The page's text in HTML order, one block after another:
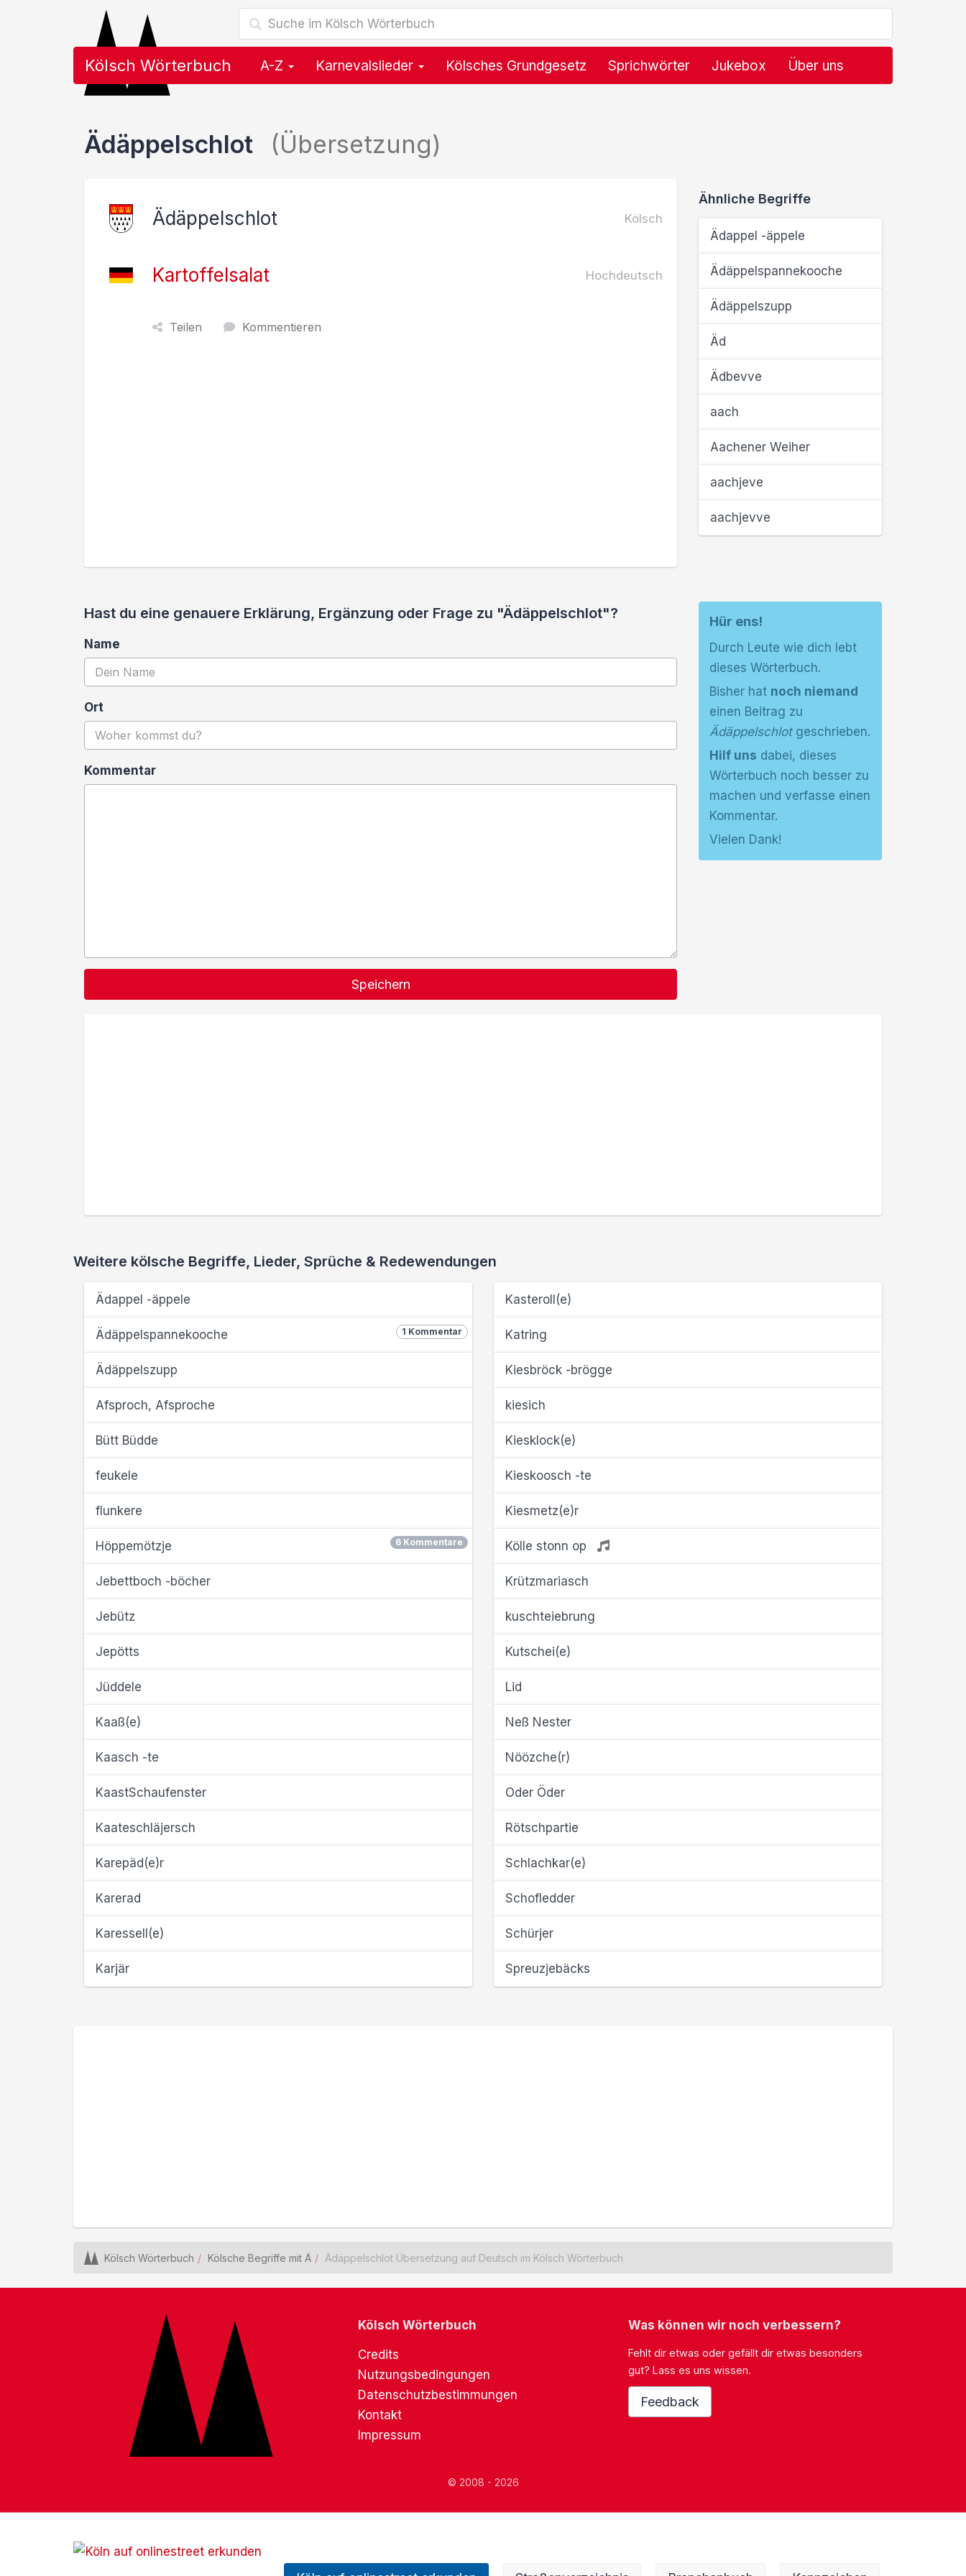
Kölsch Wörterbuch A-Z Karnevalslieder Kölsches Grundgesetz Sprichwörter Jukebox Über uns
Ädäppelschlot (Übersetzung)
Ädäppelschlot Kölsch
Kartoffelsalat Hochdeutsch
Teilen Kommentieren
Ähnliche Begriffe
Ädappel -äppele
Ädäppelspannekooche
Ädäppelszupp
Äd
Ädbevve
aach
Aachener Weiher
aachjeve
aachjevve
Hast du eine genauere Erklärung, Ergänzung oder Frage zu "Ädäppelschlot"?
Name
Ort
Kommentar
Speichern
Hür ens!
Durch Leute wie dich lebt
dieses Wörterbuch.
Bisher hat noch niemand
einen Beitrag zu
Ädäppelschlotgeschrieben.
Hilf uns dabei, dieses
Wörterbuch noch besser zu
machen und verfasse einen
Kommentar.
Vielen Dank!
Weitere kölsche Begriffe, Lieder, Sprüche & Redewendungen
Ädappel -äppele
1 Kommentar
Ädäppelspannekooche
Ädäppelszupp
Afsproch, Afsproche
Bütt Büdde
feukele
flunkere
6 Kommentare
Höppemötzje
Jebettboch -böcher
Jebütz
Jepötts
Jüddele
Kaaß(e)
Kaasch -te
KaastSchaufenster
Kaateschläjersch
Karepäd(e)r
Karerad
Karessell(e)
Karjär
Kasteroll(e)
Katring
Kiesbröck -brögge
kiesich
Kiesklock(e)
Kieskoosch -te
Kiesmetz(e)r
Kölle stonn op
Krützmariasch
kuschteiebrung
Kutschei(e)
Lid
Neß Nester
Nöözche(r)
Oder Öder
Rötschpartie
Schlachkar(e)
Schofledder
Schürjer
Spreuzjebäcks
Kölsch Wörterbuch Kölsche Begriffe mit Ä Ädäppelschlot Übersetzung auf Deutsch im Kölsch Wörterbuch
Kölsch Wörterbuch
Credits
Nutzungsbedingungen
Datenschutzbestimmungen
Kontakt
Impressum
Was können wir noch verbessern?
Fehlt dir etwas oder gefällt dir etwas besonders
gut? Lass es uns wissen.
Feedback
© 2008 - 2026